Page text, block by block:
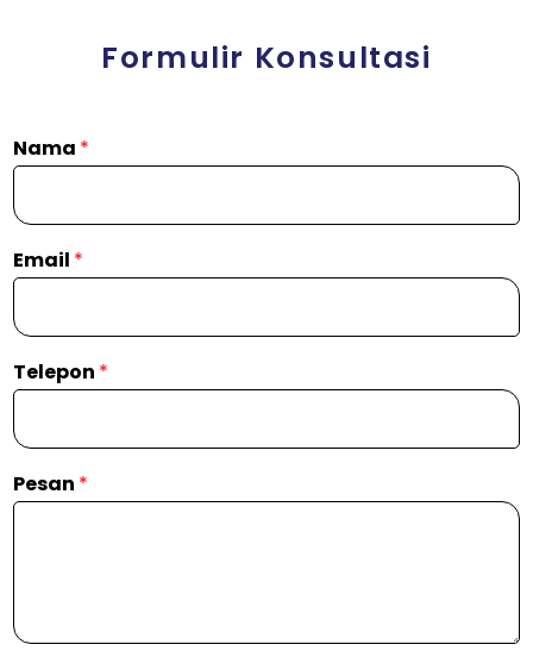
Formulir Konsultasi
Nama *
Email *
Telepon *
Pesan *